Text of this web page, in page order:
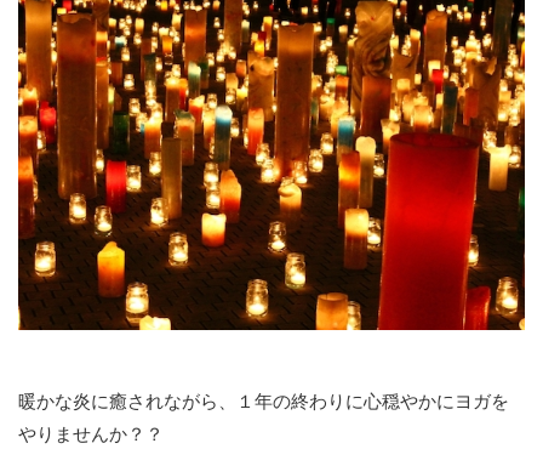
暖かな炎に癒されながら、１年の終わりに心穏やかにヨガを
やりませんか？？